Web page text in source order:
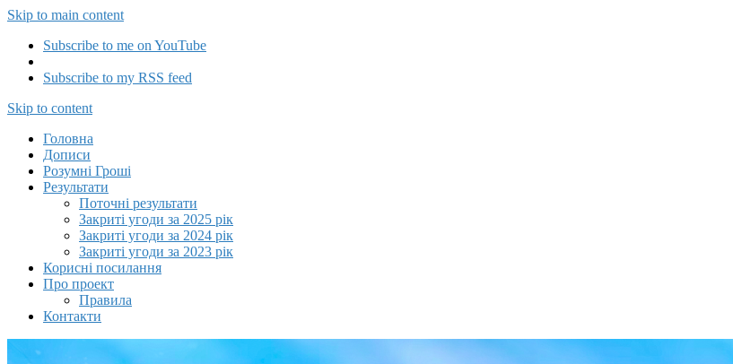
Skip to main content
Subscribe to me on YouTube
Subscribe to my RSS feed
Capitalizator UA
Skip to content
Головна
Дописи
Розумні Гроші
Результати
Поточні результати
Закриті угоди за 2025 рік
Закриті угоди за 2024 рік
Закриті угоди за 2023 рік
Корисні посилання
Про проект
Правила
Контакти